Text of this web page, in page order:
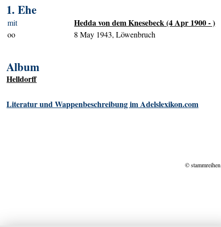
1. Ehe
mit Hedda von dem Knesebeck (4 Apr 1900 - )
oo 8 May 1943, Löwenbruch
Album
Helldorff
Literatur und Wappenbeschreibung im Adelslexikon.com
©